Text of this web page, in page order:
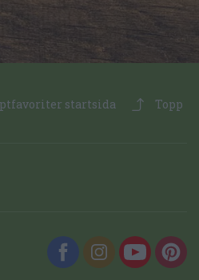
startsida Topp